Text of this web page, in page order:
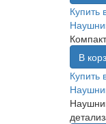
Купить
В
Купить